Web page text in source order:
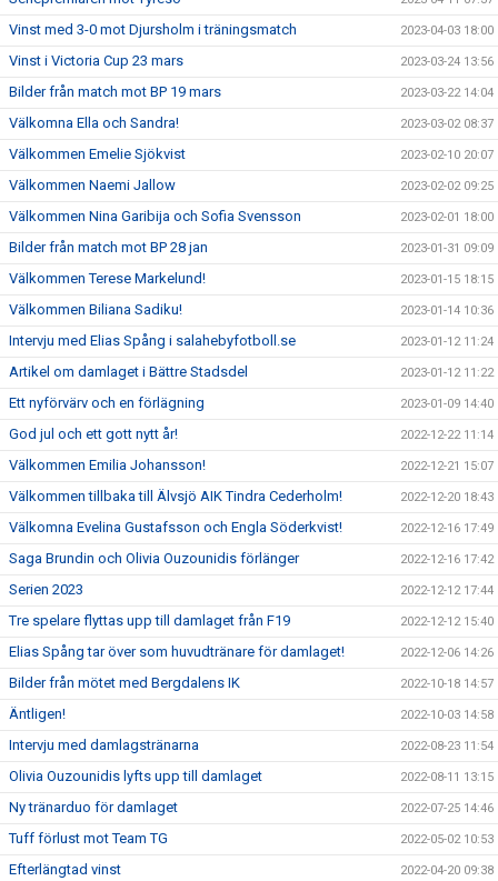
Vinst med 3-0 mot Djursholm i träningsmatch 2023-04-03 18:00
Vinst i Victoria Cup 23 mars 2023-03-24 13:56
Bilder från match mot BP 19 mars 2023-03-22 14:04
Välkomna Ella och Sandra! 2023-03-02 08:37
Välkommen Emelie Sjökvist 2023-02-10 20:07
Välkommen Naemi Jallow 2023-02-02 09:25
Välkommen Nina Garibija och Sofia Svensson 2023-02-01 18:00
Bilder från match mot BP 28 jan 2023-01-31 09:09
Välkommen Terese Markelund! 2023-01-15 18:15
Välkommen Biliana Sadiku! 2023-01-14 10:36
Intervju med Elias Spång i salahebyfotboll.se 2023-01-12 11:24
Artikel om damlaget i Bättre Stadsdel 2023-01-12 11:22
Ett nyförvärv och en förlägning 2023-01-09 14:40
God jul och ett gott nytt år! 2022-12-22 11:14
Välkommen Emilia Johansson! 2022-12-21 15:07
Välkommen tillbaka till Älvsjö AIK Tindra Cederholm! 2022-12-20 18:43
Välkomna Evelina Gustafsson och Engla Söderkvist! 2022-12-16 17:49
Saga Brundin och Olivia Ouzounidis förlänger 2022-12-16 17:42
Serien 2023 2022-12-12 17:44
Tre spelare flyttas upp till damlaget från F19 2022-12-12 15:40
Elias Spång tar över som huvudtränare för damlaget! 2022-12-06 14:26
Bilder från mötet med Bergdalens IK 2022-10-18 14:57
Äntligen! 2022-10-03 14:58
Intervju med damlagstränarna 2022-08-23 11:54
Olivia Ouzounidis lyfts upp till damlaget 2022-08-11 13:15
Ny tränarduo för damlaget 2022-07-25 14:46
Tuff förlust mot Team TG 2022-05-02 10:53
Efterlängtad vinst 2022-04-20 09:38